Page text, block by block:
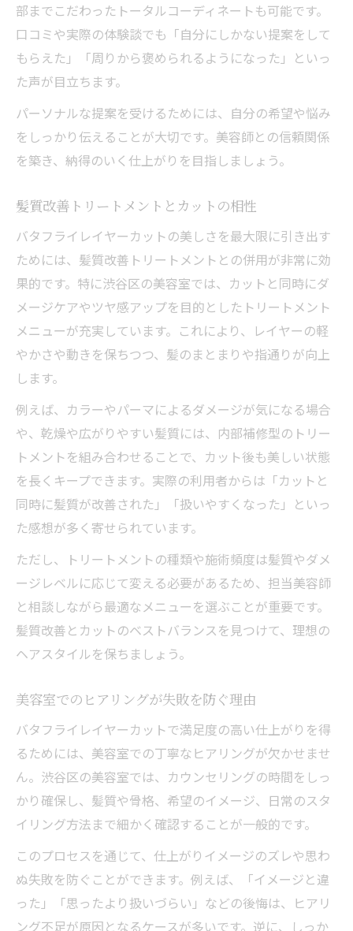
部までこだわったトータルコーディネートも可能です。
口コミや実際の体験談でも「自分にしかない提案をして
もらえた」「周りから褒められるようになった」といっ
た声が目立ちます。
パーソナルな提案を受けるためには、自分の希望や悩み
をしっかり伝えることが大切です。美容師との信頼関係
を築き、納得のいく仕上がりを目指しましょう。
髪質改善トリートメントとカットの相性
バタフライレイヤーカットの美しさを最大限に引き出す
ためには、髪質改善トリートメントとの併用が非常に効
果的です。特に渋谷区の美容室では、カットと同時にダ
メージケアやツヤ感アップを目的としたトリートメント
メニューが充実しています。これにより、レイヤーの軽
やかさや動きを保ちつつ、髪のまとまりや指通りが向上
します。
例えば、カラーやパーマによるダメージが気になる場合
や、乾燥や広がりやすい髪質には、内部補修型のトリー
トメントを組み合わせることで、カット後も美しい状態
を長くキープできます。実際の利用者からは「カットと
同時に髪質が改善された」「扱いやすくなった」といっ
た感想が多く寄せられています。
ただし、トリートメントの種類や施術頻度は髪質やダメ
ージレベルに応じて変える必要があるため、担当美容師
と相談しながら最適なメニューを選ぶことが重要です。
髪質改善とカットのベストバランスを見つけて、理想の
ヘアスタイルを保ちましょう。
美容室でのヒアリングが失敗を防ぐ理由
バタフライレイヤーカットで満足度の高い仕上がりを得
るためには、美容室での丁寧なヒアリングが欠かせませ
ん。渋谷区の美容室では、カウンセリングの時間をしっ
かり確保し、髪質や骨格、希望のイメージ、日常のスタ
イリング方法まで細かく確認することが一般的です。
このプロセスを通じて、仕上がりイメージのズレや思わ
ぬ失敗を防ぐことができます。例えば、「イメージと違
った」「思ったより扱いづらい」などの後悔は、ヒアリ
ング不足が原因となるケースが多いです。逆に、しっか